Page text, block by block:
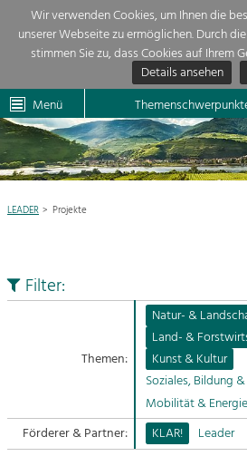
Wir verwenden Cookies, um Ihnen die
unserer Webseite zu ermöglichen. Durch
stimmen Sie zu, dass Cookies auf Ihrem
Details ansehen
Dunkelsteinerwald Klima
Menü
Aktuelles
Region
Projekte
Mein Projekt
Sitemap
Themenübersicht
Die Regionalentwicklung in unserer Region
geben wir hier eine Übersicht über unsere
mehr Informationen einfach das Thema
Projekte in diesem Kontext angezeigt.
Natur- &
Baukultur
Ortsbild, Baukultur und nachhaltiges
Land- & Forstwirtschaft
Bewirtschaftung und Pflege der
Tourismus
LEADER Projekte
Filter:
Themen:
Natur- &
Land- &
Kunst & Kultur
Soziales, Bildung
Mobilität & Energie
Förderer & Partner:
KLAR! Leader